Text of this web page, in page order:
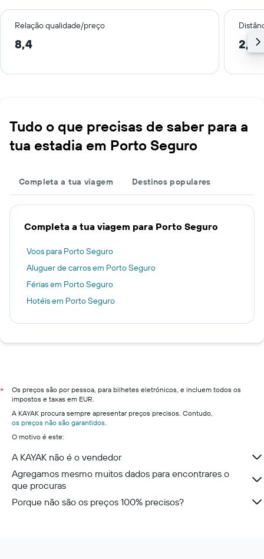
Relação qualidade/preço
8,4 2,6
Tudo o que precisas de saber para a
tua estadia em Porto Seguro
Completa a tua viagem Destinos populares
Completa a tua viagem para Porto Seguro
Voos para Porto Seguro
Aluguer de carros em Porto Seguro
Férias em Porto Seguro
Hotéis em Porto Seguro
*
Os preços são por pessoa, para bilhetes eletrónicos, e incluem todos os
impostos e taxas em EUR.
A KAYAK procura sempre apresentar preços precisos. Contudo,
os preços não são garantidos.
O motivo é este:
A KAYAK não é o vendedor
Agregamos mesmo muitos dados para encontrares o
que procuras
Porque não são os preços 100% precisos?